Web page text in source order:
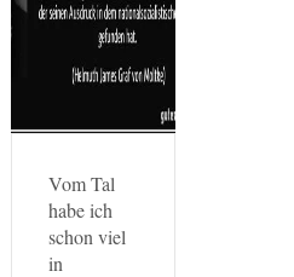
Vom Tal
habe ich
schon viel
in